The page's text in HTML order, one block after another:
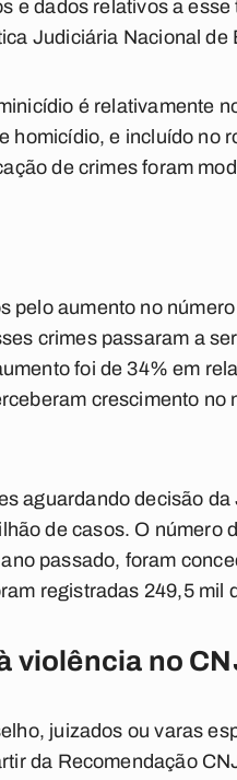
e dados relativos a
Judiciária Nacional
é relativamente
homicídio, e incluído no
de crimes foram
pelo aumento no
crimes passaram a
foi de 34% em
crescimento
aguardando decisão
de casos. O
passado, foram
registradas 249,5 mil
violência no
juizados ou varas
da Recomendação